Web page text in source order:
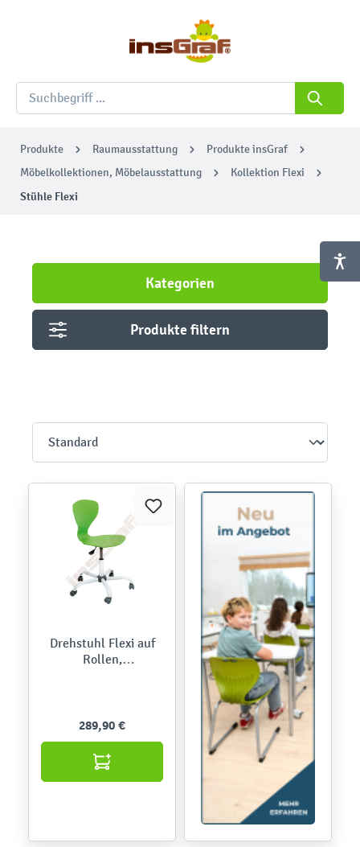
Produkte Raumausstattung
Produkte insGraf
Möbelkollektionen, Möbelausstattung
Kollektion Flexi
Stühle Flexi
Kategorien
Produkte filtern
Drehstuhl Flexi auf
Rollen,
289,90 €